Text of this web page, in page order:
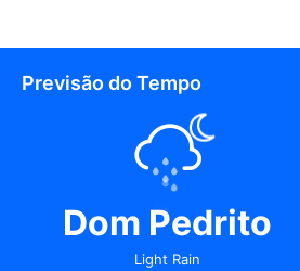
Previsão do Tempo
Dom Pedrito
Light Rain